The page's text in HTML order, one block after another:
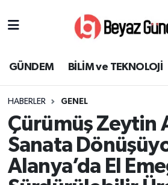
GÜNDEM BİLİM ve TEKNOLOJİ
HABERLER GENEL
Çürümüş Zeytin
Sanata
Alanya’da El
EKONOMİ
SPOR
SAĞLIK
Süper Lig Puan Durumu ve
Tüm Manşetler
Son Dakika Haberleri